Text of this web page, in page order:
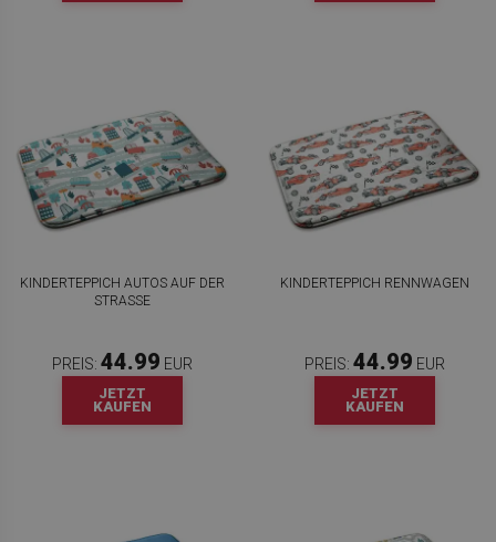
KINDERTEPPICH AUTOS AUF DER
STRASSE
PREIS: 44.99 EUR
JETZT
KAUFEN
KINDERTEPPICH RENNWAGEN
PREIS: 44.99 EUR
JETZT
KAUFEN